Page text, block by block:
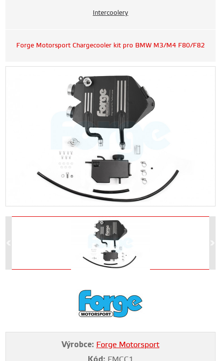
Intercoolery
Forge Motorsport Chargecooler kit pro BMW M3/M4 F80/F82
Výrobce: Forge Motorsport